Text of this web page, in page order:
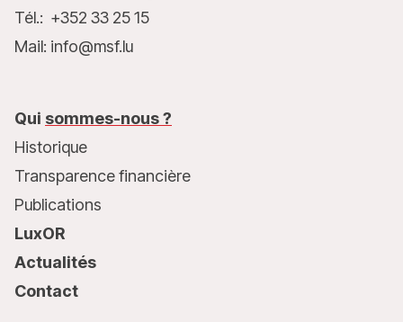
Tél.: +352 33 25 15
Mail: info@msf.lu
Qui sommes-nous ?
Historique
Transparence financière
Publications
LuxOR
Actualités
Contact